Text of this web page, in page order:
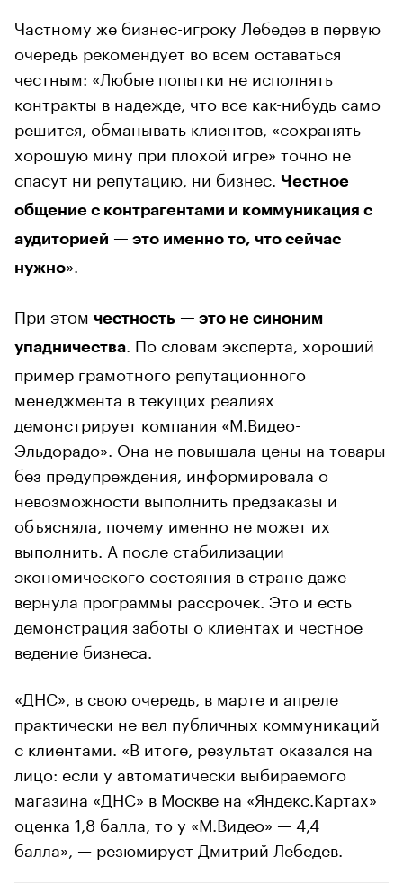
Частному же бизнес-игроку Лебедев в первую
очередь рекомендует во всем оставаться
честным: «Любые попытки не исполнять
контракты в надежде, что все как-нибудь само
решится, обманывать клиентов, «сохранять
хорошую мину при плохой игре» точно не
спасут ни репутацию, ни бизнес.
Честное
общение с контрагентами и коммуникация с
аудиторией — это именно то, что сейчас
нужно».
При этом честность — это не синоним
упадничества
. По словам эксперта, хороший
пример грамотного репутационного
менеджмента в текущих реалиях
демонстрирует компания «М.Видео-
Эльдорадо». Она не повышала цены на товары
без предупреждения, информировала о
невозможности выполнить предзаказы и
объясняла, почему именно не может их
выполнить. А после стабилизации
экономического состояния в стране даже
вернула программы рассрочек. Это и есть
демонстрация заботы о клиентах и честное
ведение бизнеса.
«ДНС», в свою очередь, в марте и апреле
практически не вел публичных коммуникаций
с клиентами. «В итоге, результат оказался на
лицо: если у автоматически выбираемого
магазина «ДНС» в Москве на «Яндекс.Картах»
оценка 1,8 балла, то у «М.Видео» — 4,4
балла», — резюмирует Дмитрий Лебедев.